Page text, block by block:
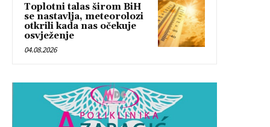
Toplotni talas širom BiH
se nastavlja, meteorolozi
otkrili kada nas očekuje
osvježenje
04.08.2026